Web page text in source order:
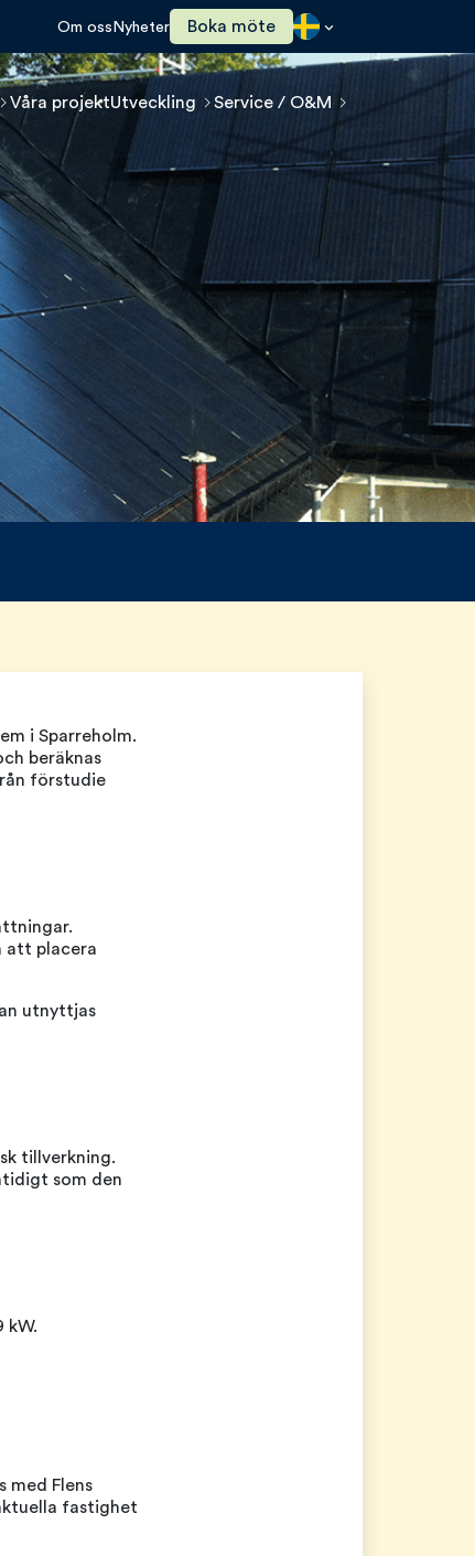
Om oss Nyheter Boka möte
Våra projektUtveckling Service / O&M
i Sparreholm.
beräknas
förstudie
att placera
utnyttjas
tillverkning.
som den
kW.
med Flens
fastighet